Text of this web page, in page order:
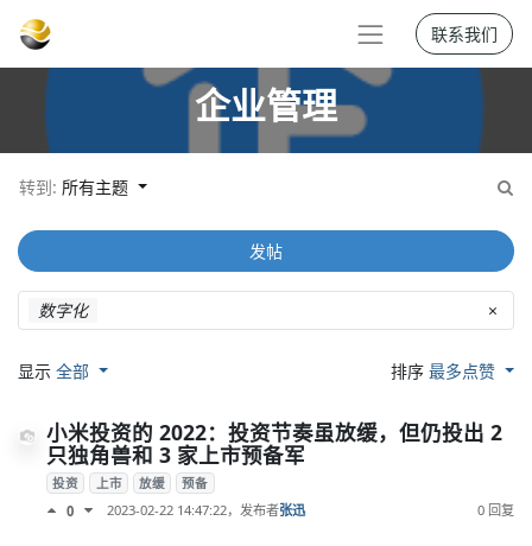
联系我们
企业管理
转到: 所有主题
数字化 ×
发帖
显示 全部 排序最多点赞
小米投资的 2022：投资节奏虽放缓，但仍投出 2
只独角兽和 3 家上市预备军
投资 上市 放缓 预备
0 2023-02-22 14:47:22，发布者张迅 0 回复